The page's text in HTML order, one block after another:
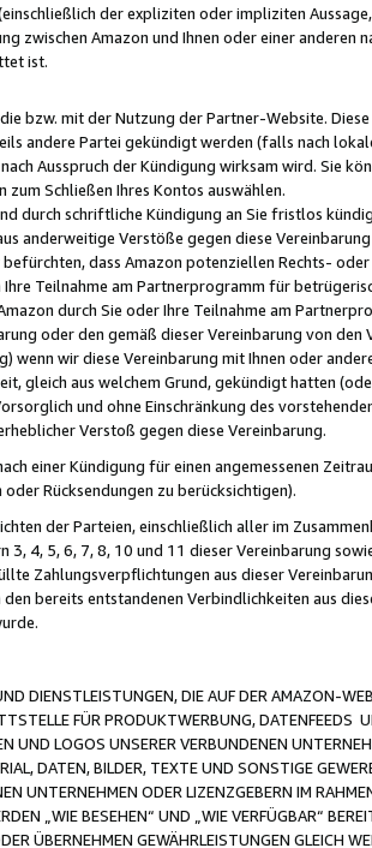
der expliziten oder impliziten
zwischen Amazon und Ihnen oder einer anderen
ist.
bzw. mit der Nutzung der Partner-Website.
andere Partei gekündigt werden (falls nach
Ausspruch der Kündigung wirksam wird. Sie
Schließen Ihres Kontos auswählen.
durch schriftliche Kündigung an Sie fristlos
anderweitige Verstöße gegen diese
dass Amazon potenziellen Rechts-
Teilnahme am Partnerprogramm für
durch Sie oder Ihre Teilnahme am
oder den gemäß dieser Vereinbarung von
wir diese Vereinbarung mit Ihnen oder
gleich aus welchem Grund, gekündigt hatten
und ohne Einschränkung des
Verstoß gegen diese Vereinbarung.
einer Kündigung für einen angemessenen
Rücksendungen zu berücksichtigen).
der Parteien, einschließlich aller im
4, 5, 6, 7, 8, 10 und 11 dieser Vereinbarung
Zahlungsverpflichtungen aus dieser
bereits entstandenen Verbindlichkeiten aus
DIENSTLEISTUNGEN, DIE AUF DER AMAZON-
FÜR PRODUKTWERBUNG,
UND LOGOS UNSERER VERBUNDENEN
DATEN, BILDER, TEXTE UND SONSTIGE
UNTERNEHMEN ODER LIZENZGEBERN IM
„WIE BESEHEN“ UND „WIE VERFÜGBAR“
ÜBERNEHMEN GEWÄHRLEISTUNGEN GLEICH